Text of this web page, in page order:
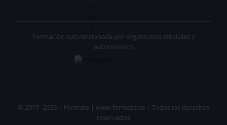
© 2017- 2026 | Fórmate | www.formate.es | Todos los derechos
reservados
Formación subvencionada por organismos estatales y
autonómicos